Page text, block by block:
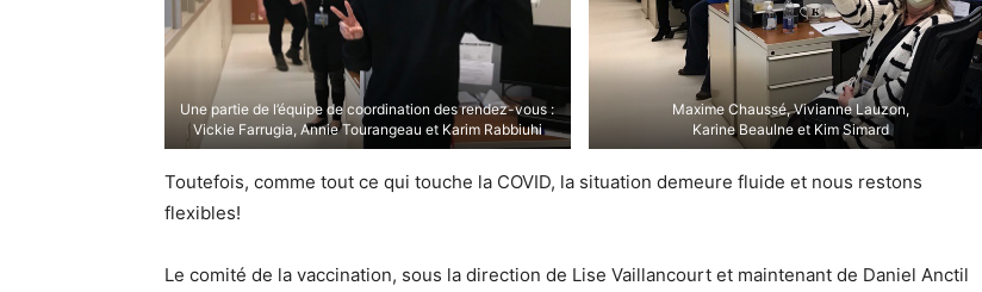
Une partie de l’équipe de coordination des rendez-vous :
Vickie Farrugia, Annie Tourangeau et Karim Rabbiuhi
Maxime Chaussé, Vivianne Lauzon,
Karine Beaulne et Kim Simard
Toutefois, comme tout ce qui touche la COVID, la situation demeure fluide et nous restons
flexibles!
Le comité de la vaccination, sous la direction de Lise Vaillancourt et maintenant de Daniel Anctil